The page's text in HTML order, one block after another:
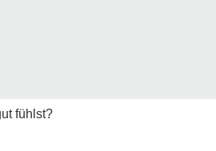
fühlst?